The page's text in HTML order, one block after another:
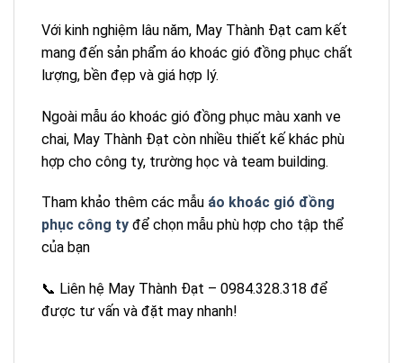
Với kinh nghiệm lâu năm, May Thành Đạt cam kết
mang đến sản phẩm áo khoác gió đồng phục chất
lượng, bền đẹp và giá hợp lý.
Ngoài mẫu áo khoác gió đồng phục màu xanh ve
chai, May Thành Đạt còn nhiều thiết kế khác phù
hợp cho công ty, trường học và team building.
Tham khảo thêm các mẫu áo khoác gió đồng
phục công ty để chọn mẫu phù hợp cho tập thể
của bạn
📞 Liên hệ May Thành Đạt – 0984.328.318 để
được tư vấn và đặt may nhanh!